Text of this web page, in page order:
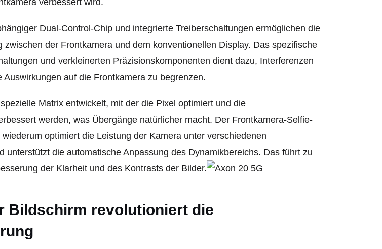
Dual-Control-Chip und integrierte Treiberschaltungen ermöglichen die
zwischen der Frontkamera und dem konventionellen Display. Das spezifische
und verkleinerten Präzisionskomponenten dient dazu, Interferenzen
Auswirkungen auf die Frontkamera zu begrenzen.
Matrix entwickelt, mit der die Pixel optimiert und die
werden, was Übergänge natürlicher macht. Der Frontkamera-Selfie-
optimiert die Leistung der Kamera unter verschiedenen
unterstützt die automatische Anpassung des Dynamikbereichs. Das führt zu
der Klarheit und des Kontrasts der Bilder.
Bildschirm revolutioniert die